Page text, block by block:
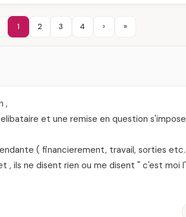
1 2 3 4 › »
,
et une remise en question
( financierement, travail, sorties
, ils ne disent rien ou me disent " c'est moi